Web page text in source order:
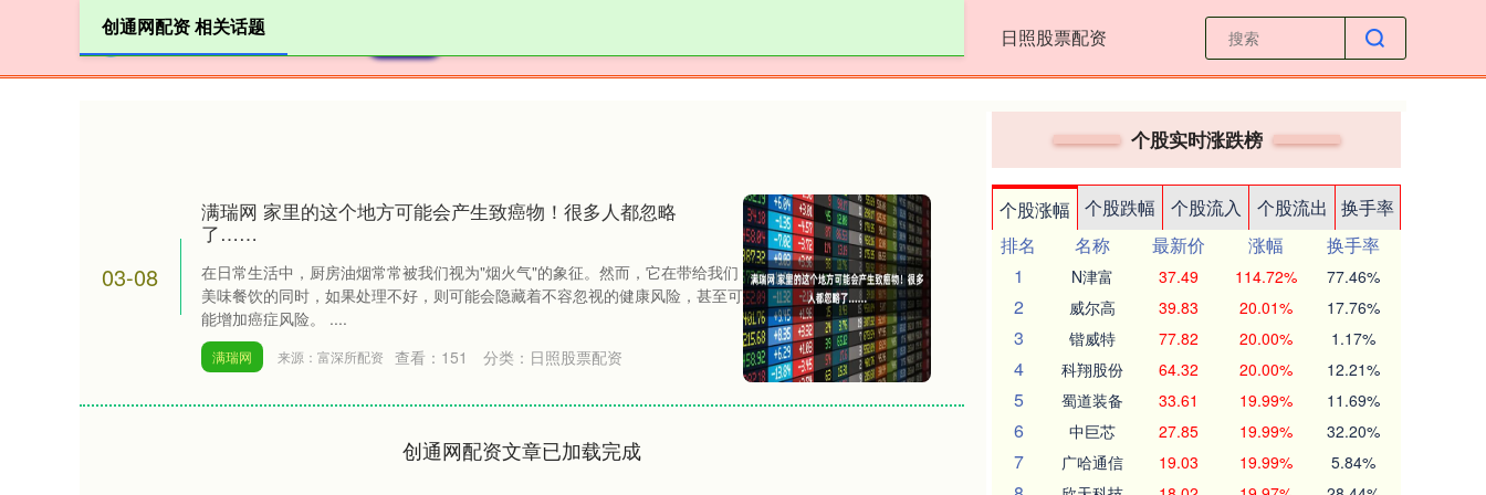
日照股票配资
创通网配资 相关话题
03-08
满瑞网 家里的这个地方可能会产生致癌物！很多人都忽略
了……
在日常生活中，厨房油烟常常被我们视为"烟火气"的象征。然而，它在带给我们
美味餐饮的同时，如果处理不好，则可能会隐藏着不容忽视的健康风险，甚至可
能增加癌症风险。 ....
满瑞网 来源：富深所配资 查看： 151 分类： 日照股票配资
创通网配资文章已加载完成
个股实时涨跌榜
个股涨幅 个股跌幅 个股流入 个股流出
换手率
排名
名称 最新价 涨幅
换手率
1
N津富 37.49 114.72% 77.46%
2 威尔高 39.83 20.01% 17.76%
3 锴威特 77.82 20.00% 1.17%
4 科翔股份 64.32 20.00% 12.21%
5 蜀道装备 33.61 19.99% 11.69%
6 中巨芯 27.85 19.99% 32.20%
7 广哈通信 19.03 19.99% 5.84%